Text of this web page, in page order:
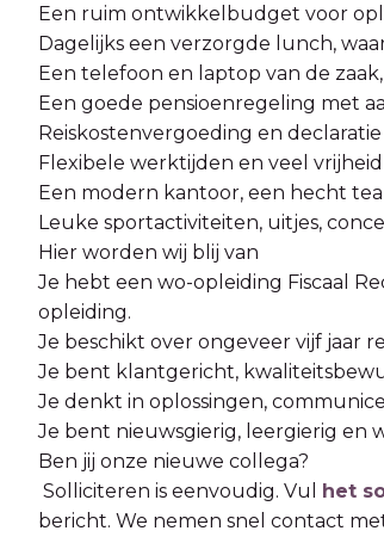
Een ruim ontwikkelbudget voor
Dagelijks een verzorgde lunch,
Een telefoon en laptop van de
Een goede pensioenregeling met
Reiskostenvergoeding en
Flexibele werktijden en veel
Een modern kantoor, een hecht
Leuke sportactiviteiten, uitjes,
Hier worden wij blij van
Je hebt een wo-opleiding Fiscaal
opleiding.
Je beschikt over ongeveer vijf jaar
Je bent klantgericht,
Je denkt in oplossingen,
Je bent nieuwsgierig, leergierig en
Ben jij onze nieuwe collega?
Solliciteren is eenvoudig. Vul het
bericht. We nemen snel contact